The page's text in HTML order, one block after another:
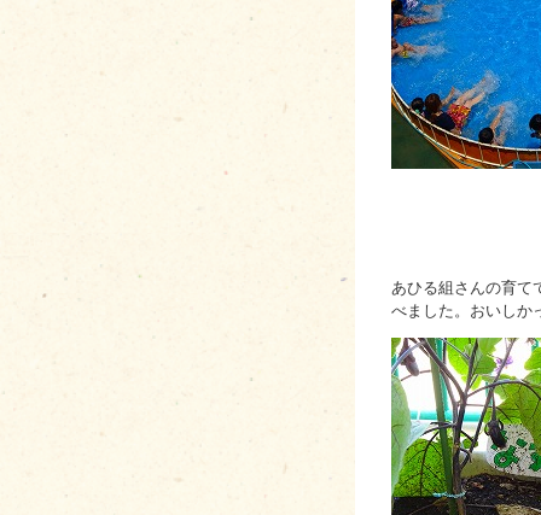
あひる組さんの育て
べました。おいしか